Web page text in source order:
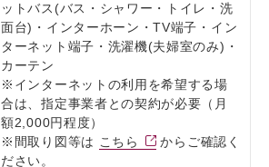
ットバス(バス・シャワー・トイレ・洗
面台)・インターホーン・TV端子・イン
ターネット端子・洗濯機(夫婦室のみ)・
カーテン
※インターネットの利用を希望する場
合は、指定事業者との契約が必要（月
額2,000円程度）
※間取り図等は こちら
からご確認く
ださい。